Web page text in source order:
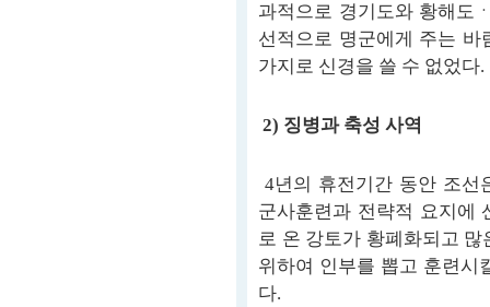
과적으로 경기도와 황해도
선적으로 명군에게 주는
가지로 신경을 쓸 수 없었다.
2) 징병과 축성 사역
4년의 휴전기간 동안 조선
군사훈련과 전략적 요지에
로 온 강토가 황폐화되고
위하여 인부를 뽑고 훈련시
다.